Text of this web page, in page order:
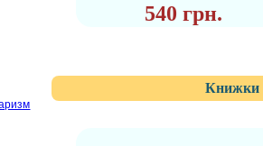
540 грн.
Книжки